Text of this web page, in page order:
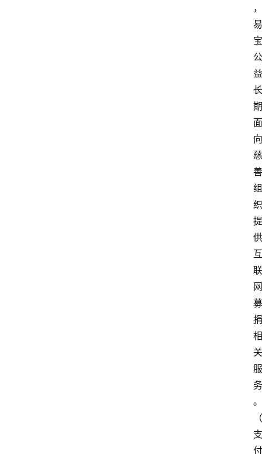
，
易
宝
公
益
长
期
面
向
慈
善
组
织
提
供
互
联
网
募
捐
相
关
服
务
。
（
支
付